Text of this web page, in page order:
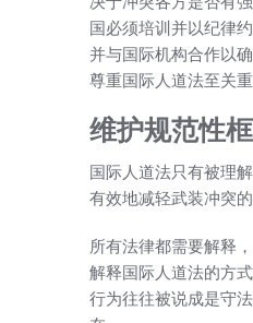
国必须培训并以纪律
并与国际机构合作以
尊重国际人道法至关
维护规范性
国际人道法只有被理
有效地减轻武装冲突的
所有法律都需要解释
解释国际人道法的方
行为往往被说成是守